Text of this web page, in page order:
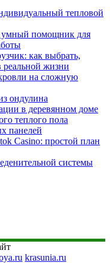
тепловой
умный помощник для
как выбрать,
реальной жизни
на сложную
ондулина
в деревянном доме
теплого пола
панелей
Casino: простой план
системы
krasunia.ru